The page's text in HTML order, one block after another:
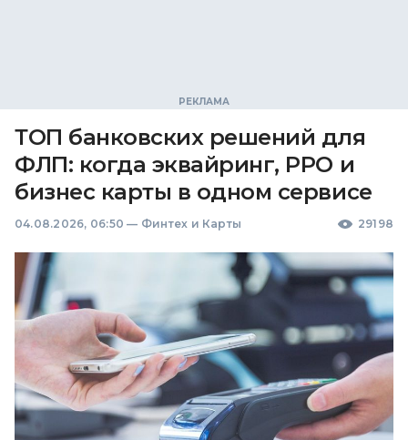
ТОП банковских решений для
ФЛП: когда эквайринг, РРО и
бизнес карты в одном сервисе
04.08.2026, 06:50 — Финтех и Карты 29198